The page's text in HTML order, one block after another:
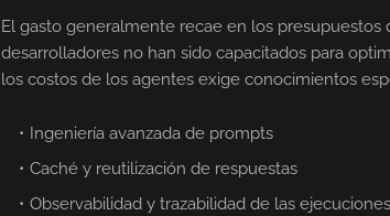
El gasto generalmente recae en los presupuestos
desarrolladores no han sido capacitados para
los costos de los agentes exige conocimientos
Ingeniería avanzada de prompts
Caché y reutilización de respuestas
Observabilidad y trazabilidad de las